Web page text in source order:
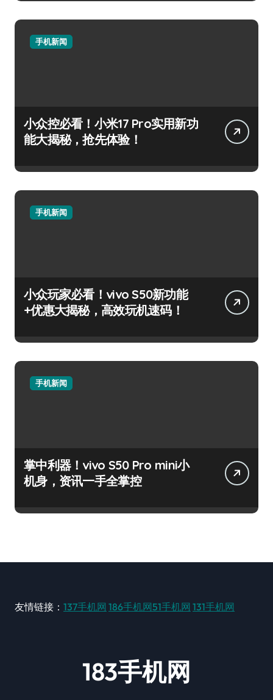
手机新闻
小众控必看！小米17 Pro实用新功
能大揭秘，抢先体验！
手机新闻
小众玩家必看！vivo S50新功能
+优惠大揭秘，高效玩机速码！
手机新闻
掌中利器！vivo S50 Pro mini小
机身，资讯一手全掌控
友情链接： 137手机网 186手机网51手机网 131手机网
183手机网